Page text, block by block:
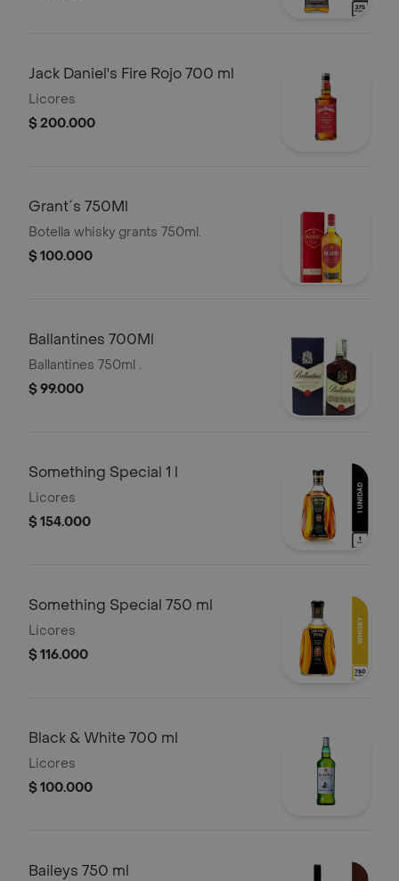
Jack Daniel's Fire Rojo 700 ml
Licores
$ 200.000
Grant´s 750Ml
Botella whisky grants 750ml.
$ 100.000
Ballantines 700Ml
Ballantines 750ml .
$ 99.000
Something Special 1 l
Licores
$ 154.000
Something Special 750 ml
Licores
$ 116.000
Black & White 700 ml
Licores
$ 100.000
Baileys 750 ml